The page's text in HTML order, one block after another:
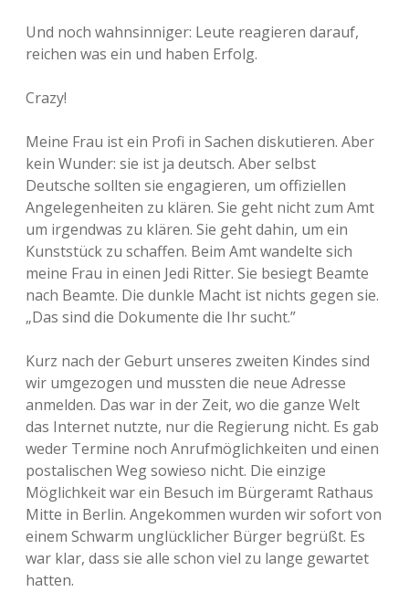
Und noch wahnsinniger: Leute reagieren darauf,
reichen was ein und haben Erfolg.
Crazy!
Meine Frau ist ein Profi in Sachen diskutieren. Aber
kein Wunder: sie ist ja deutsch. Aber selbst
Deutsche sollten sie engagieren, um offiziellen
Angelegenheiten zu klären. Sie geht nicht zum Amt
um irgendwas zu klären. Sie geht dahin, um ein
Kunststück zu schaffen. Beim Amt wandelte sich
meine Frau in einen Jedi Ritter. Sie besiegt Beamte
nach Beamte. Die dunkle Macht ist nichts gegen sie.
„Das sind die Dokumente die Ihr sucht.”
Kurz nach der Geburt unseres zweiten Kindes sind
wir umgezogen und mussten die neue Adresse
anmelden. Das war in der Zeit, wo die ganze Welt
das Internet nutzte, nur die Regierung nicht. Es gab
weder Termine noch Anrufmöglichkeiten und einen
postalischen Weg sowieso nicht. Die einzige
Möglichkeit war ein Besuch im Bürgeramt Rathaus
Mitte in Berlin. Angekommen wurden wir sofort von
einem Schwarm unglücklicher Bürger begrüßt. Es
war klar, dass sie alle schon viel zu lange gewartet
hatten.